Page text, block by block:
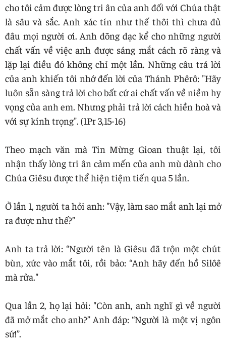
cho tôi cảm được lòng tri ân của anh đối với Chúa thật
là sâu và sắc. Anh xác tín như thế thôi thì chưa đủ
đâu mọi người ơi. Anh dõng dạc kể cho những người
chất vấn về việc anh được sáng mắt cách rõ ràng và
lặp lại điều đó không chỉ một lần. Những câu trả lời
của anh khiến tôi nhớ đến lời của Thánh Phêrô: "Hãy
luôn sẵn sàng trả lời cho bất cứ ai chất vấn về niềm hy
vọng của anh em. Nhưng phải trả lời cách hiền hoà và
với sự kính trọng". (1Pr 3,15-16)
Theo mạch văn mà Tin Mừng Gioan thuật lại, tôi
nhận thấy lòng tri ân cảm mến của anh mù dành cho
Chúa Giêsu được thể hiện tiệm tiến qua 5 lần.
Ở lần 1, người ta hỏi anh: "Vậy, làm sao mắt anh lại mở
ra được như thế?”
Anh ta trả lời: “Người tên là Giêsu đã trộn một chút
bùn, xức vào mắt tôi, rồi bảo: “Anh hãy đến hồ Silôê
mà rửa."
Qua lần 2, họ lại hỏi: "Còn anh, anh nghĩ gì về người
đã mở mắt cho anh?” Anh đáp: “Người là một vị ngôn
sứ!”.